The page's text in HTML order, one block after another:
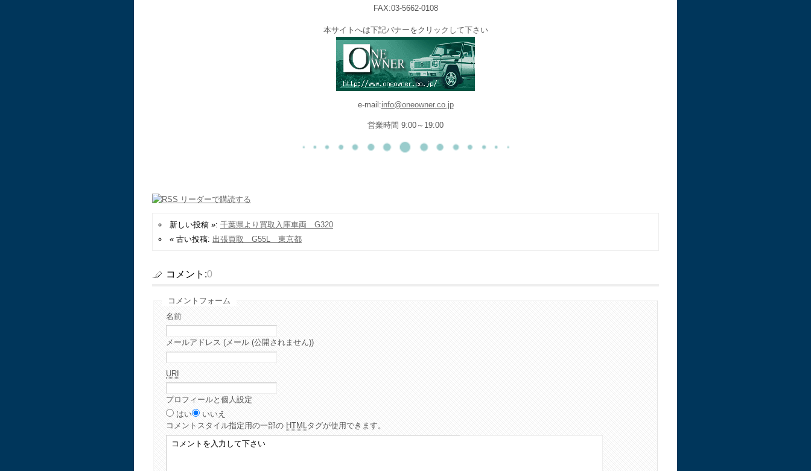
FAX:03-5662-0108
本サイトへは下記バナーをクリックして下さい
e-mail:info@oneowner.co.jp
営業時間 9:00～19:00
新しい投稿 »: 千葉県より買取入庫車両 G320
« 古い投稿: 出張買取 G55L 東京都
コメント:0
コメントフォーム
名前
メールアドレス (メール (公開されません))
URI
プロフィールと個人設定
はい
いいえ
コメント スタイル指定用の一部の HTMLタグが使用できます。